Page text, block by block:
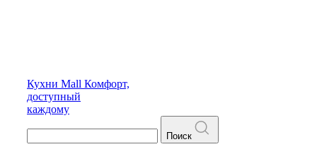
Кухни Mall Комфорт,
доступный
каждому
Поиск